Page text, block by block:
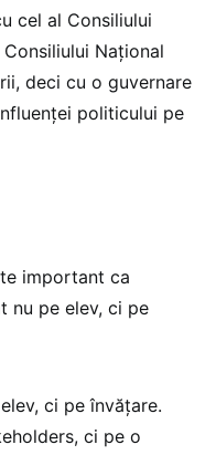
cel al Consiliului
Național
deci cu o guvernare
politicului pe
important ca
nu pe elev, ci pe
ci pe învățare.
ci pe o